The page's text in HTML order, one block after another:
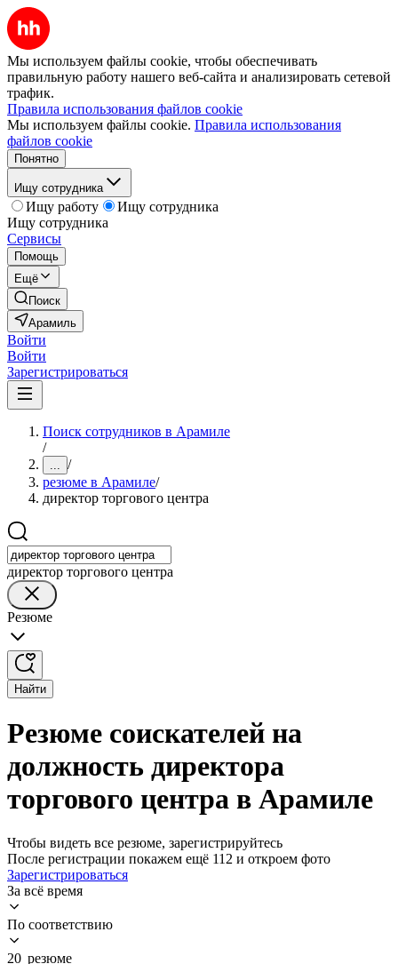
Мы используем файлы cookie, чтобы обеспечивать
правильную работу нашего веб-сайта и анализировать сетевой
трафик.
Правила использования файлов cookie
Мы используем файлы cookie. Правила использования
файлов cookie
Понятно
Ищу сотрудника
Ищу работу
Ищу сотрудника
Ищу сотрудника
Сервисы
Помощь
Ещё
Поиск
Арамиль
Войти
Войти
Зарегистрироваться
Поиск сотрудников в Арамиле
/
... /
резюме в Арамиле/
директор торгового центра
директор торгового центра
Резюме
Найти
Резюме соискателей на
должность директора
торгового центра в Арамиле
Чтобы видеть все резюме, зарегистрируйтесь
После регистрации покажем ещё 112 и откроем фото
Зарегистрироваться
За всё время
По соответствию
20 резюме